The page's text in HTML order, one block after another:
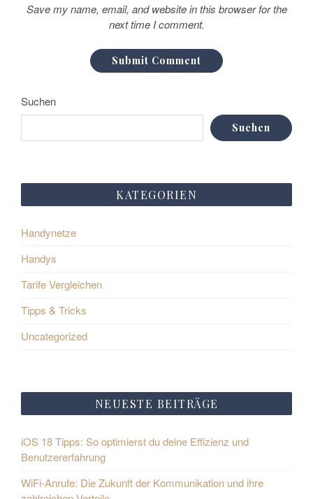
Save my name, email, and website in this browser for the
next time I comment.
Suchen
Suchen
KATEGORIEN
Handynetze
Handys
Tarife Vergleichen
Tipps & Tricks
Uncategorized
NEUESTE BEITRÄGE
iOS 18 Tipps: So optimierst du deine Effizienz und
Benutzererfahrung
WiFi-Anrufe: Die Zukunft der Kommunikation und ihre